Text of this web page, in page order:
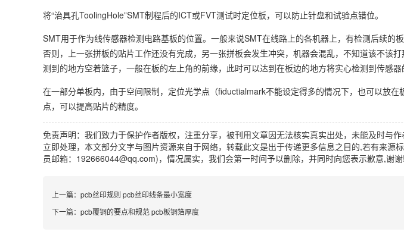
将“治具孔ToolingHole”SMT制程后的ICT或FVT测试时定位板，可以防止针盘和试验点错位。
SMT用于作为线传感器检测电路基板的位置。一般来说SMT在线路上的各机器上，有检测后续的
否则，上一张拼板的贴片工作还没有完成，另一张拼板会发生冲突，机器会混乱，不知道该不该
测到的地方空着篮子，一般在板的左上角的前缘，此时可以达到在板边的地方将实心检测到传感器
在一部分单板内，由于空间限制，定位光学点（fiductialmark不能设定得多的情况下，也可以放
点，可以提高贴片的精度。
免责声明：我们致力于保护作者版权，注重分享，被刊用文章因无法核实真实出处，未能及时与
立即处理，本文部分文字与图片资源来自于网络，转载此文是出于传递更多信息之目的,若有来源
员邮箱：192666044@qq.com)，情况属实，我们会第一时间予以删除，并同时向您表示歉意,谢谢!
上一篇： pcb丝印规则 pcb丝印线条最小宽度
下一篇： pcb覆铜的要点和规范 pcb板铜箔厚度